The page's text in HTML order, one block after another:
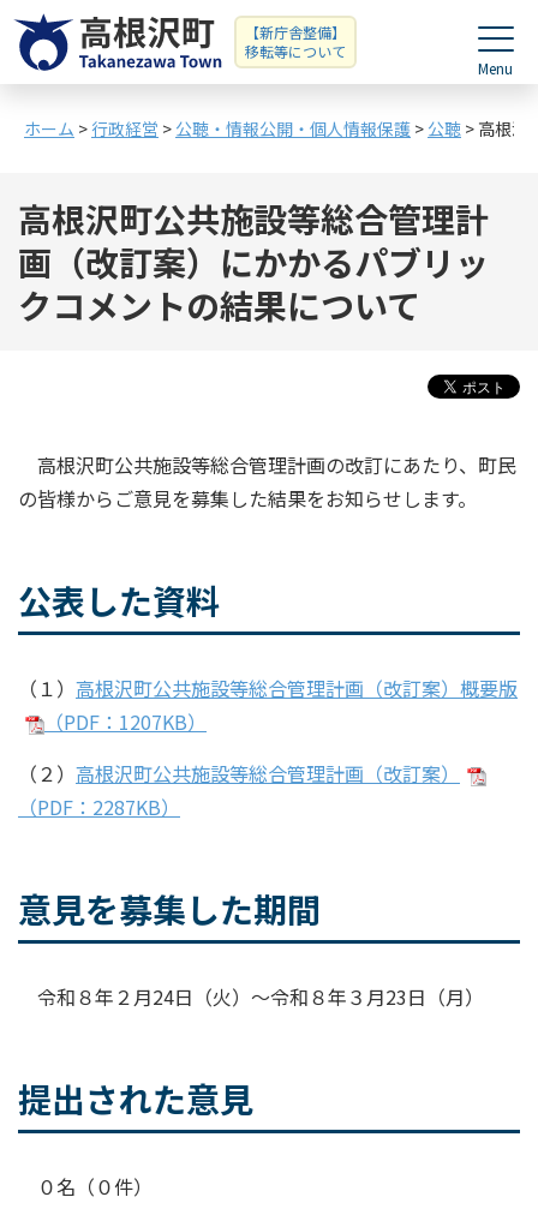
【新庁舎整備】
移転等について
ホーム >行政経営 > 公聴・情報公開・個人情報保護 > 公聴 > 高根沢
高根沢町公共施設等総合管理計
画（改訂案）にかかるパブリッ
クコメントの結果について
高根沢町公共施設等総合管理計画の改訂にあたり、町民
の皆様からご意見を募集した結果をお知らせします。
公表した資料
（１） 高根沢町公共施設等総合管理計画（改訂案）概要版
（PDF：1207KB）
（２） 高根沢町公共施設等総合管理計画（改訂案）
（PDF：2287KB）
意見を募集した期間
令和８年２月24日（火）～令和８年３月23日（月）
提出された意見
０名（０件）